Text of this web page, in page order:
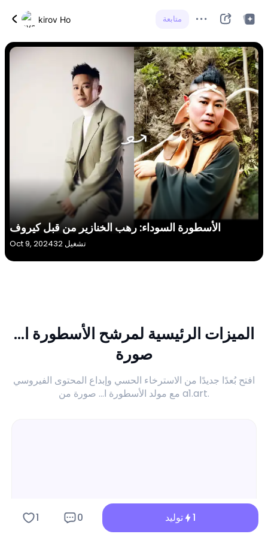
kirov Ho متابعة
الأسطورة السوداء: رهب الخنازير من قبل كيروف
Oct 9, 2024 32 تشغيل
الميزات الرئيسية لمرشح الأسطورة ا...
صورة
افتح بُعدًا جديدًا من الاسترخاء الحسي وإبداع المحتوى الفيروسي
مع مولد الأسطورة ا... صورة من a1.art.
1 0 توليد 1